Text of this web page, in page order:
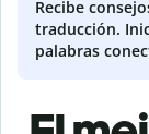
Recibe
traducción.
palabras